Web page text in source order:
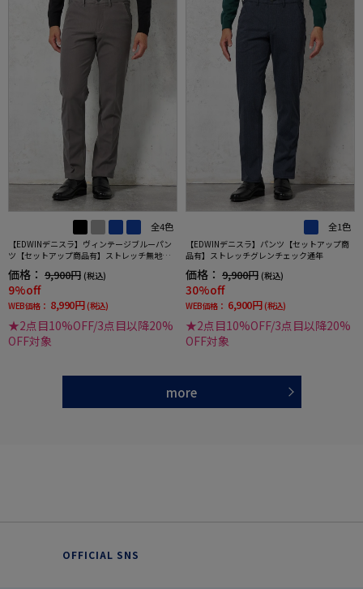
全4色
【EDWINデニスラ】ヴィンテージブルーパン
ツ【セットアップ商品有】ストレッチ無地通
価格： 9,900円 (税込)
9%off
WEB価格： 8,990円 (税込)
★2点目10%OFF/3点目以降20%
OFF対象
全1色
【EDWINデニスラ】パンツ【セットアップ商
品有】ストレッチグレンチェック通年
価格： 9,900円 (税込)
30%off
WEB価格： 6,900円 (税込)
★2点目10%OFF/3点目以降20%
OFF対象
more
OFFICIAL SNS